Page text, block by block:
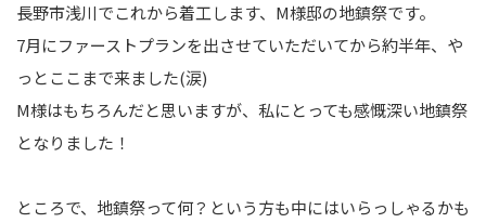
長野市浅川でこれから着工します、M様邸の地鎮祭です。
7月にファーストプランを出させていただいてから約半年、や
っとここまで来ました(涙)
M様はもちろんだと思いますが、私にとっても感慨深い地鎮祭
となりました！
ところで、地鎮祭って何？という方も中にはいらっしゃるかも